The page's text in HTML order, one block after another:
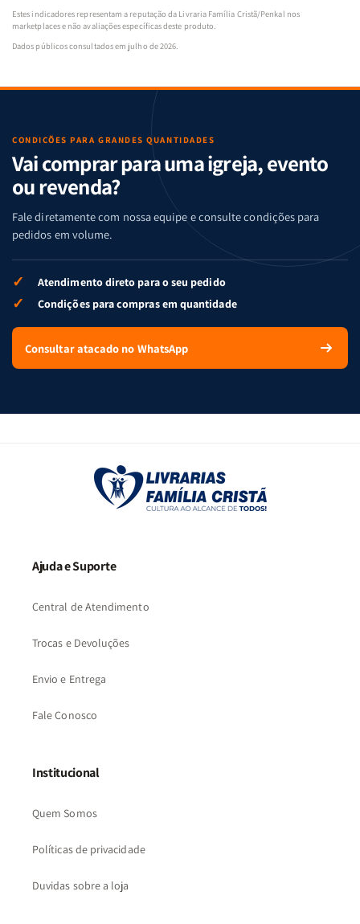
Estes indicadores representam a reputação da Livraria Família Cristã/Penkal nos
marketplaces e não avaliações específicas deste produto.
Dados públicos consultados em julho de 2026.
CONDIÇÕES PARA GRANDES QUANTIDADES
Vai comprar para uma igreja, evento
ou revenda?
Fale diretamente com nossa equipe e consulte condições para
pedidos em volume.
✓ Atendimento direto para o seu pedido
✓ Condições para compras em quantidade
Consultar atacado no WhatsApp
Ajuda e Suporte
Central de Atendimento
Trocas e Devoluções
Envio e Entrega
Fale Conosco
Institucional
Quem Somos
Políticas de privacidade
Duvidas sobre a loja